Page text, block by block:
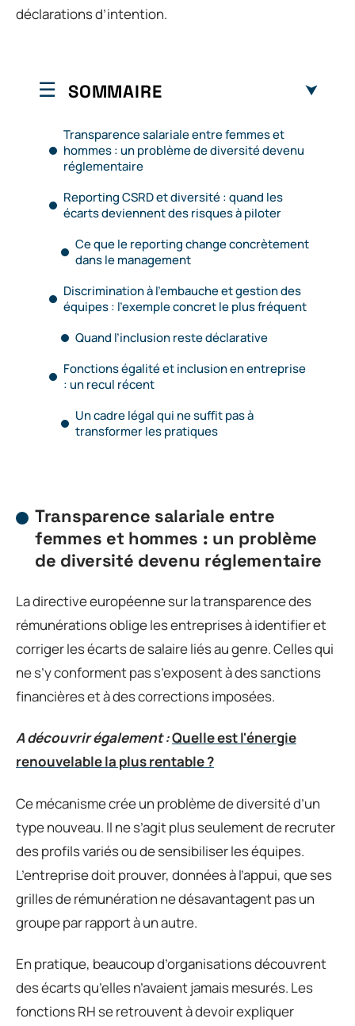
déclarations d’intention.
SOMMAIRE
Transparence salariale entre femmes et
hommes : un problème de diversité devenu
réglementaire
Reporting CSRD et diversité : quand les
écarts deviennent des risques à piloter
Ce que le reporting change concrètement
dans le management
Discrimination à l’embauche et gestion des
équipes : l’exemple concret le plus fréquent
Quand l’inclusion reste déclarative
Fonctions égalité et inclusion en entreprise
: un recul récent
Un cadre légal qui ne suffit pas à
transformer les pratiques
Transparence salariale entre
femmes et hommes : un problème
de diversité devenu réglementaire
La directive européenne sur la transparence des
rémunérations oblige les entreprises à identifier et
corriger les écarts de salaire liés au genre. Celles qui
ne s’y conforment pas s’exposent à des sanctions
financières et à des corrections imposées.
A découvrir également :Quelle est l'énergie
renouvelable la plus rentable ?
Ce mécanisme crée un problème de diversité d’un
type nouveau. Il ne s’agit plus seulement de recruter
des profils variés ou de sensibiliser les équipes.
L’entreprise doit prouver, données à l’appui, que ses
grilles de rémunération ne désavantagent pas un
groupe par rapport à un autre.
En pratique, beaucoup d’organisations découvrent
des écarts qu’elles n’avaient jamais mesurés. Les
fonctions RH se retrouvent à devoir expliquer